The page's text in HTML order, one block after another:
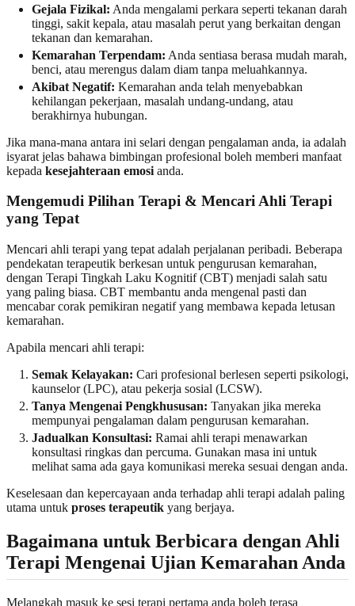
Gejala Fizikal: Anda mengalami perkara seperti tekanan darah
tinggi, sakit kepala, atau masalah perut yang berkaitan dengan
tekanan dan kemarahan.
Kemarahan Terpendam: Anda sentiasa berasa mudah marah,
benci, atau merengus dalam diam tanpa meluahkannya.
Akibat Negatif: Kemarahan anda telah menyebabkan
kehilangan pekerjaan, masalah undang-undang, atau
berakhirnya hubungan.
Jika mana-mana antara ini selari dengan pengalaman anda, ia adalah
isyarat jelas bahawa bimbingan profesional boleh memberi manfaat
kepada kesejahteraan emosi anda.
Mengemudi Pilihan Terapi & Mencari Ahli Terapi
yang Tepat
Mencari ahli terapi yang tepat adalah perjalanan peribadi. Beberapa
pendekatan terapeutik berkesan untuk pengurusan kemarahan,
dengan Terapi Tingkah Laku Kognitif (CBT) menjadi salah satu
yang paling biasa. CBT membantu anda mengenal pasti dan
mencabar corak pemikiran negatif yang membawa kepada letusan
kemarahan.
Apabila mencari ahli terapi:
Semak Kelayakan: Cari profesional berlesen seperti psikologi,
kaunselor (LPC), atau pekerja sosial (LCSW).
Tanya Mengenai Pengkhususan: Tanyakan jika mereka
mempunyai pengalaman dalam pengurusan kemarahan.
Jadualkan Konsultasi: Ramai ahli terapi menawarkan
konsultasi ringkas dan percuma. Gunakan masa ini untuk
melihat sama ada gaya komunikasi mereka sesuai dengan anda.
Keselesaan dan kepercayaan anda terhadap ahli terapi adalah paling
utama untuk proses terapeutik yang berjaya.
Bagaimana untuk Berbicara dengan Ahli
Terapi Mengenai Ujian Kemarahan Anda
Melangkah masuk ke sesi terapi pertama anda boleh terasa